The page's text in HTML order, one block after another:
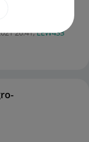
20:41,LEW433